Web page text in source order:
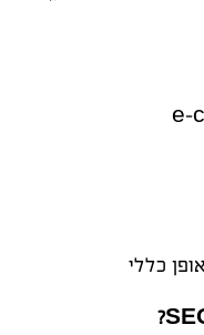
e-
כללי
?